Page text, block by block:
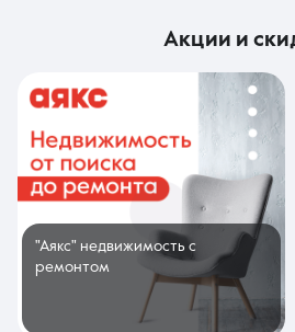
акции и
"Аякс" недвижимость с
ремонтом